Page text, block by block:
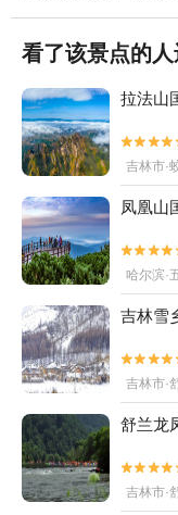
看了该景点的人
拉法山
吉林市·
凤凰山
哈尔滨·
吉林雪
吉林市·
舒兰龙
吉林市·